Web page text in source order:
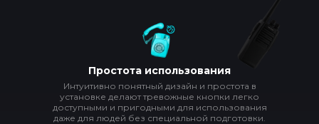
Интуитивно понятный дизайн и простота в
установке делают тревожные кнопки легко
доступными и пригодными для использования
даже для людей без специальной подготовки.
Простота использования